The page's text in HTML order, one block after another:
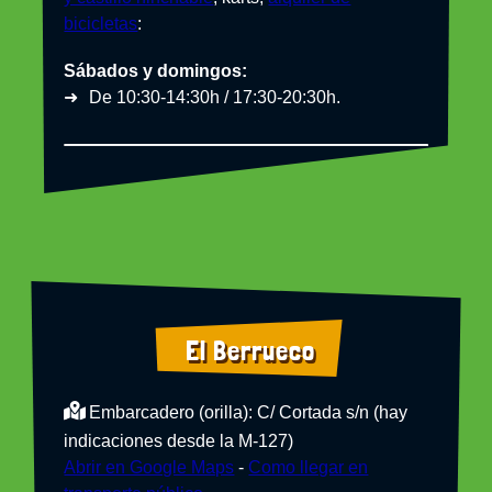
bicicletas:
Sábados y domingos:
De 10:30-14:30h / 17:30-20:30h.
El Berrueco
Embarcadero (orilla): C/ Cortada s/n (hay
indicaciones desde la M-127)
Abrir en Google Maps - Como llegar en